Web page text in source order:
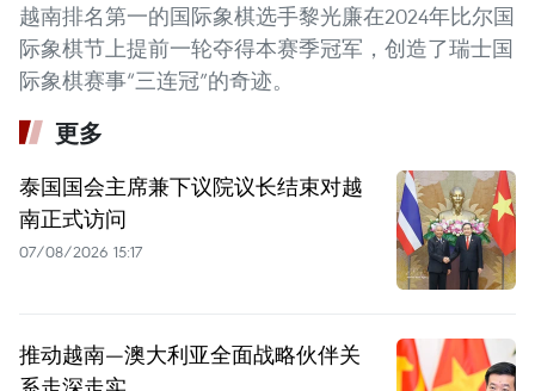
越南排名第一的国际象棋选手黎光廉在2024年比尔国
际象棋节上提前一轮夺得本赛季冠军，创造了瑞士国
际象棋赛事“三连冠”的奇迹。 ​
更多
泰国国会主席兼下议院议长结束对越
南正式访问
07/08/2026 15:17
推动越南—澳大利亚全面战略伙伴关